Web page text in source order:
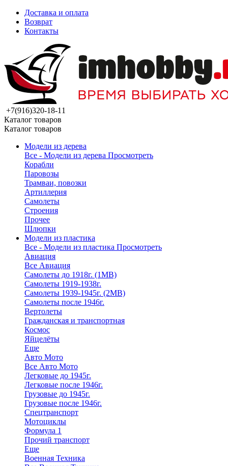
Доставка и оплата
Возврат
Контакты
+7(916)320-18-11
Каталог товаров
Каталог товаров
Модели из дерева
Все - Модели из дерева Просмотреть
Корабли
Паровозы
Трамваи, повозки
Артиллерия
Самолеты
Строения
Прочее
Шлюпки
Модели из пластика
Все - Модели из пластика Просмотреть
Авиация
Все Авиация
Самолеты до 1918г. (1МВ)
Самолеты 1919-1938г.
Самолеты 1939-1945г. (2МВ)
Самолеты после 1946г.
Вертолеты
Гражданская и транспортная
Космос
Яйцелёты
Еще
Авто Мото
Все Авто Мото
Легковые до 1945г.
Легковые после 1946г.
Грузовые до 1945г.
Грузовые после 1946г.
Спецтранспорт
Мотоциклы
Формула 1
Прочий транспорт
Еще
Военная Техника